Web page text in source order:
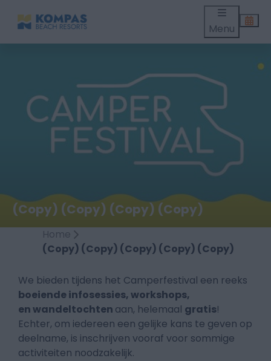
Menu
(Copy) (Copy) (Copy) (Copy)
Home
(Copy) (Copy) (Copy) (Copy) (Copy)
We bieden tijdens het Camperfestival een reeks
boeiende infosessies, workshops,
en wandeltochten aan, helemaal gratis!
Echter, om iedereen een gelijke kans te geven op
deelname, is inschrijven vooraf voor sommige
activiteiten noodzakelijk.